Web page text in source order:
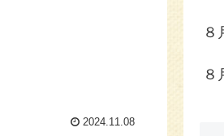
2024.11.08
８
８